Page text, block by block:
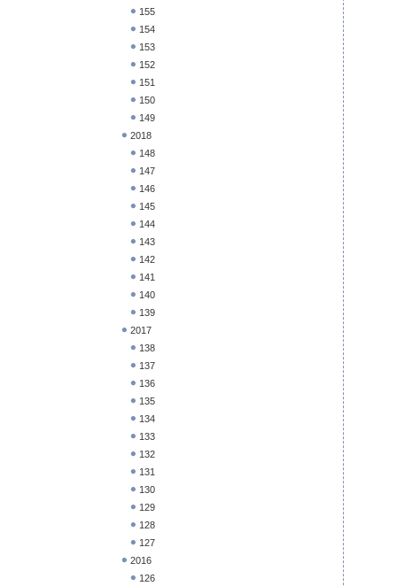
155
154
153
152
151
150
149
2018
148
147
146
145
144
143
142
141
140
139
2017
138
137
136
135
134
133
132
131
130
129
128
127
2016
126